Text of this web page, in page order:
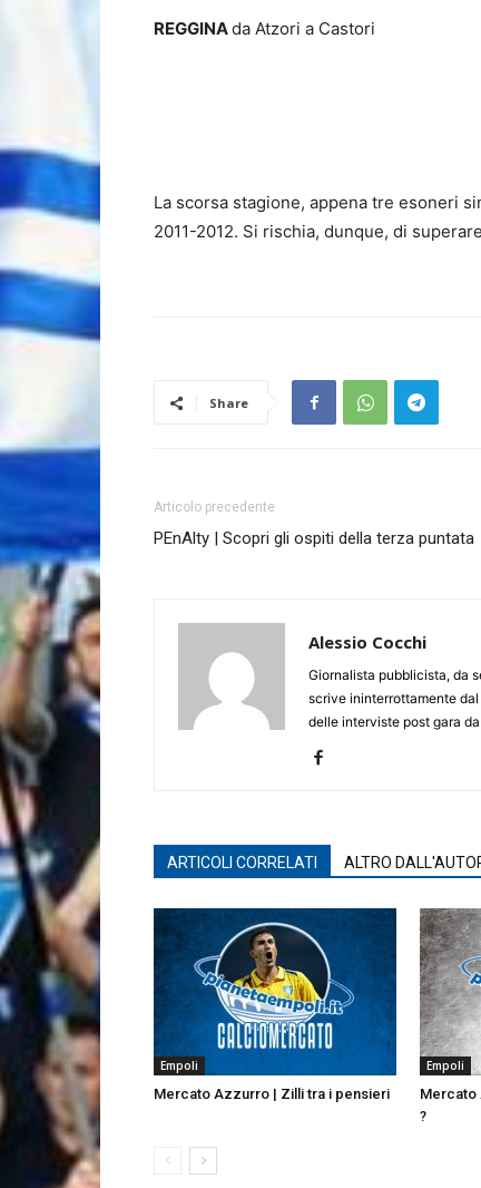
REGGINAda Atzori a Castori
La scorsa stagione, appena tre esoneri
2011-2012. Si rischia, dunque, di
Share
Articolo precedente
PEnAlty | Scopri gli ospiti della terza puntata
Alessio Cocchi
Giornalista pubblicista, da
scrive ininterrottamente
delle interviste post gara
ARTICOLI CORRELATI ALTRO
Empoli
Mercato Azzurro | Zilli tra i pensieri
Empoli
Mercato
?